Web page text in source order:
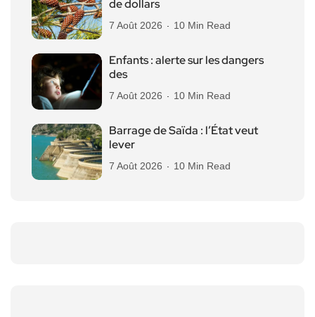
de dollars
7 Août 2026 10 Min Read
Enfants : alerte sur les dangers
des
7 Août 2026 10 Min Read
Barrage de Saïda : l’État veut
lever
7 Août 2026 10 Min Read